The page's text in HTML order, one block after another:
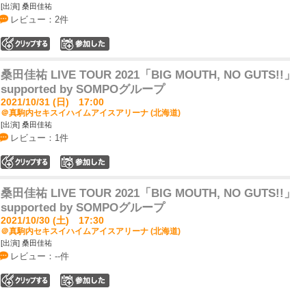
[出演] 桑田佳祐
レビュー：2件
桑田佳祐 LIVE TOUR 2021「BIG MOUTH, NO GUTS!!」
supported by SOMPOグループ
2021/10/31 (日) 17:00
＠真駒内セキスイハイムアイスアリーナ (北海道)
[出演] 桑田佳祐
レビュー：1件
桑田佳祐 LIVE TOUR 2021「BIG MOUTH, NO GUTS!!」
supported by SOMPOグループ
2021/10/30 (土) 17:30
＠真駒内セキスイハイムアイスアリーナ (北海道)
[出演] 桑田佳祐
レビュー：--件